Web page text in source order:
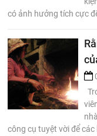
có ảnh hưởng tích cực
công cụ tuyệt vời để